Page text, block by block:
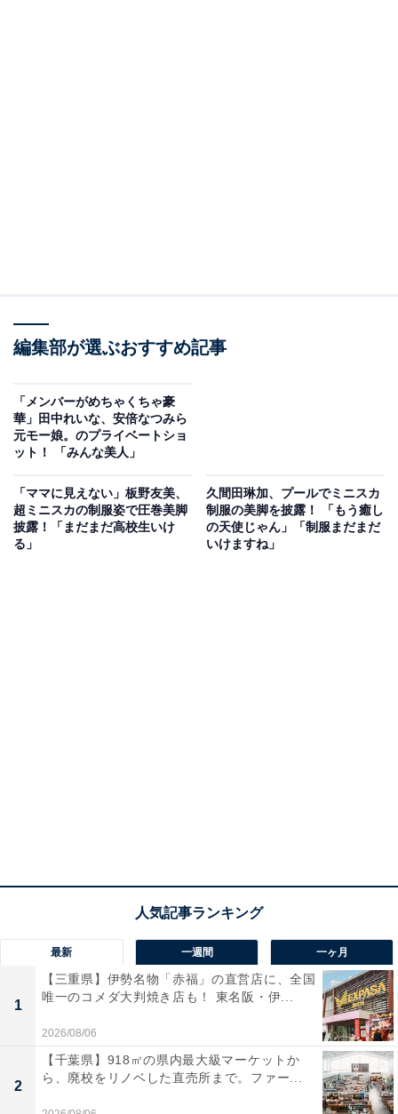
編集部が選ぶおすすめ記事
「メンバーがめちゃくちゃ豪
華」田中れいな、安倍なつみら
元モー娘。のプライベートショ
ット！ 「みんな美人」
「ママに見えない」板野友美、
超ミニスカの制服姿で圧巻美脚
披露！「まだまだ高校生いけ
る」
久間田琳加、プールでミニスカ
制服の美脚を披露！ 「もう癒し
の天使じゃん」「制服まだまだ
いけますね」
最新 一週間 一ヶ月
1
【三重県】伊勢名物「赤福」の直営店に、全国
唯一のコメダ大判焼き店も！ 東名阪・伊...
2026/08/06
2
【千葉県】918㎡の県内最大級マーケットか
ら、廃校をリノベした直売所まで。ファー...